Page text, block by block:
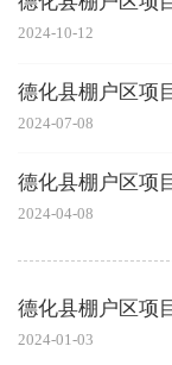
2024-10-12
德化县棚户区项
2024-07-08
德化县棚户区项
2024-04-08
德化县棚户区项
2024-01-03